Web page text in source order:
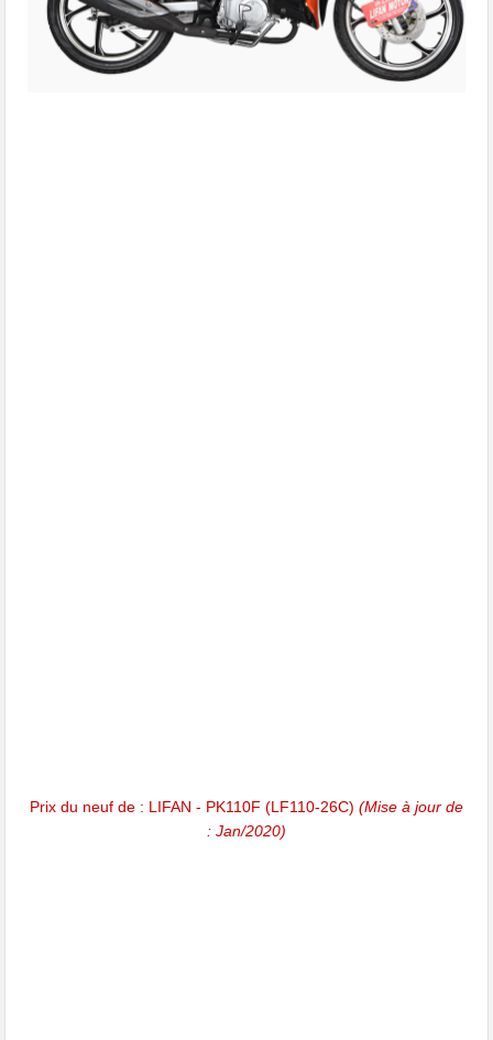
Prix du neuf de : LIFAN - PK110F (LF110-26C) (Mise à jour de
: Jan/2020)